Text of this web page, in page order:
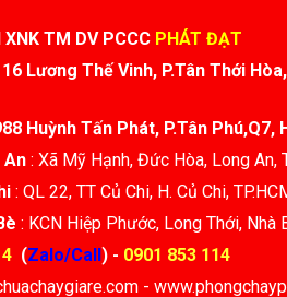
XNK TM DV PCCC PHÁT ĐẠT
Lương Thế Vinh, P.Tân Thới
Huỳnh Tấn Phát, P.Tân Phú,Q7,
An : Xã Mỹ Hạnh, Đức Hòa, Long An,
: QL 22, TT Củ Chi, H. Củ Chi,
: KCN Hiệp Phước, Long Thới, Nhà
(Zalo/Call ) - 0901 853 114
-